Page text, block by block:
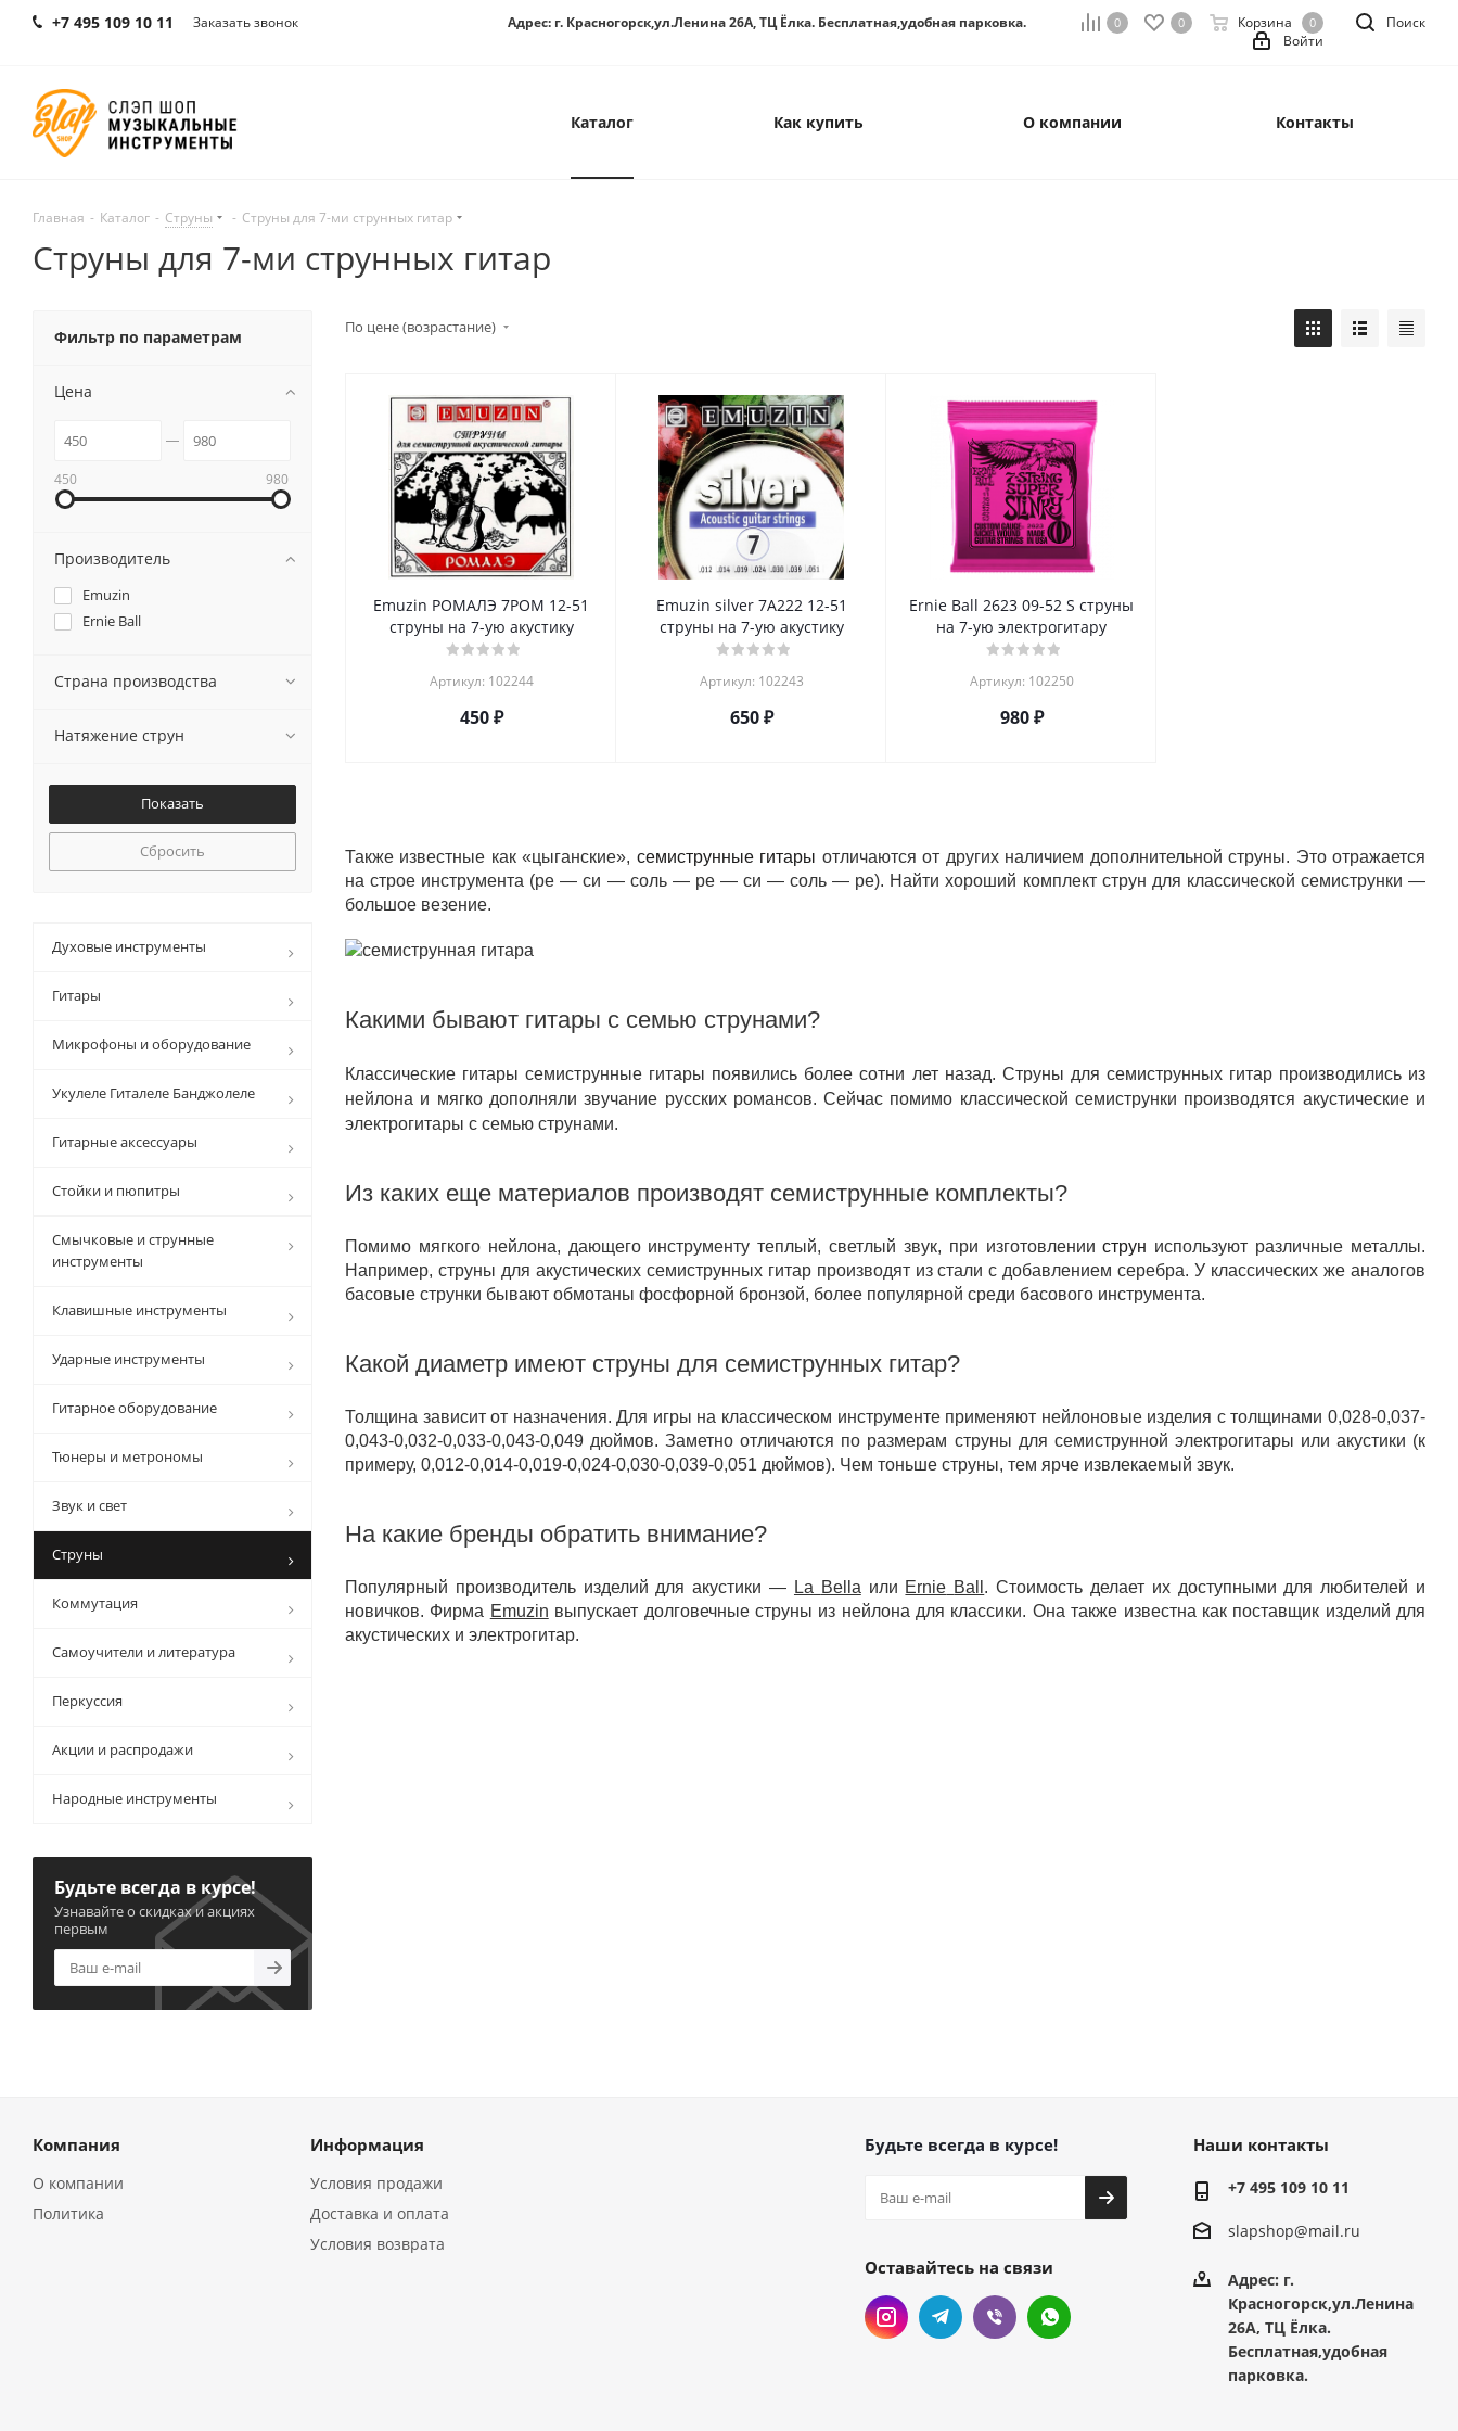
+7 495 109 10 11 Заказать звонок Адрес: г. Красногорск,ул.Ленина 26А, ТЦ Ёлка. Бесплатная,удобная парковка. Поиск
0 0 Корзина 0
Войти
Каталог Как купить О компании Контакты
Главная - Каталог - Струны - Струны для 7-ми струнных гитар
Струны для 7-ми струнных гитар
По цене (возрастание)
Emuzin РОМАЛЭ 7РОМ 12-51
струны на 7-ую акустику
Артикул: 102244
450₽
Emuzin silver 7А222 12-51
струны на 7-ую акустику
Артикул: 102243
650₽
Ernie Ball 2623 09-52 S струны
на 7-ую электрогитару
Артикул: 102250
980₽
Также известные как «цыганские», семиструнные гитары отличаются от других наличием дополнительной струны. Это отражается
на строе инструмента (ре — си — соль — ре — си — соль — ре). Найти хороший комплект струн для классической семиструнки —
большое везение.
Какими бывают гитары с семью струнами?
Классические гитары семиструнные гитары появились более сотни лет назад. Струны для семиструнных гитар производились из
нейлона и мягко дополняли звучание русских романсов. Сейчас помимо классической семиструнки производятся акустические и
электрогитары с семью струнами.
Из каких еще материалов производят семиструнные комплекты?
Помимо мягкого нейлона, дающего инструменту теплый, светлый звук, при изготовленииструн используют различные металлы.
Например, струны для акустических семиструнных гитар производят из стали с добавлением серебра. У классических же аналогов
басовые струнки бывают обмотаны фосфорной бронзой, более популярной среди басового инструмента.
Какой диаметр имеют струны для семиструнных гитар?
Толщина зависит от назначения. Для игры на классическом инструменте применяют нейлоновые изделия с толщинами 0,028-0,037-
0,043-0,032-0,033-0,043-0,049 дюймов. Заметно отличаются по размерам струны для семиструнной электрогитары или акустики (к
примеру, 0,012-0,014-0,019-0,024-0,030-0,039-0,051 дюймов). Чем тоньше струны, тем ярче извлекаемый звук.
На какие бренды обратить внимание?
Популярный производитель изделий для акустики — La Bella или Ernie Ball . Стоимость делает их доступными для любителей и
новичков. Фирма Emuzin выпускает долговечные струны из нейлона для классики. Она также известна как поставщик изделий для
акустических и электрогитар.
Фильтр по параметрам
Цена
450 980
Производитель
Emuzin
Ernie Ball
Страна производства
Натяжение струн
Сбросить
Духовые инструменты
Гитары
Микрофоны и оборудование
Укулеле Гиталеле Банджолеле
Гитарные аксессуары
Стойки и пюпитры
Смычковые и струнные
инструменты
Клавишные инструменты
Ударные инструменты
Гитарное оборудование
Тюнеры и метрономы
Звук и свет
Струны
Коммутация
Самоучители и литература
Перкуссия
Акции и распродажи
Народные инструменты
Будьте всегда в курсе!
Узнавайте о скидках и акциях
первым
Компания
О компании
Политика
Информация
Условия продажи
Доставка и оплата
Условия возврата
Будьте всегда в курсе!
Оставайтесь на связи
Наши контакты
+7 495 109 10 11
slapshop@mail.ru
Адрес: г.
Красногорск,ул.Ленина
26А, ТЦ Ёлка.
Бесплатная,удобная
парковка.